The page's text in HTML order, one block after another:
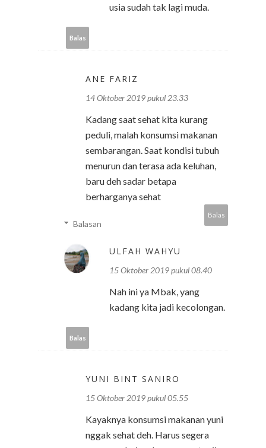
usia sudah tak lagi muda.
Balas
ANE FARIZ
14 Oktober 2019 pukul 23.33
Kadang saat sehat kita kurang
peduli, malah konsumsi makanan
sembarangan. Saat kondisi tubuh
menurun dan terasa ada keluhan,
baru deh sadar betapa
berharganya sehat
Balas
Balasan
ULFAH WAHYU
15 Oktober 2019 pukul 08.40
Nah ini ya Mbak, yang
kadang kita jadi kecolongan.
Balas
YUNI BINT SANIRO
15 Oktober 2019 pukul 05.55
Kayaknya konsumsi makanan yuni
nggak sehat deh. Harus segera